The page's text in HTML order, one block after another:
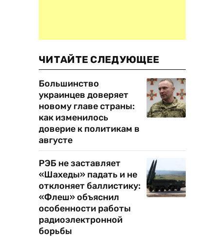
ЧИТАЙТЕ СЛЕДУЮЩЕЕ
Большинство
украинцев доверяет
новому главе страны:
как изменилось
доверие к политикам в
августе
РЭБ не заставляет
«Шахеды» падать и не
отклоняет баллистику:
«Флеш» объяснил
особенности работы
радиоэлектронной
борьбы